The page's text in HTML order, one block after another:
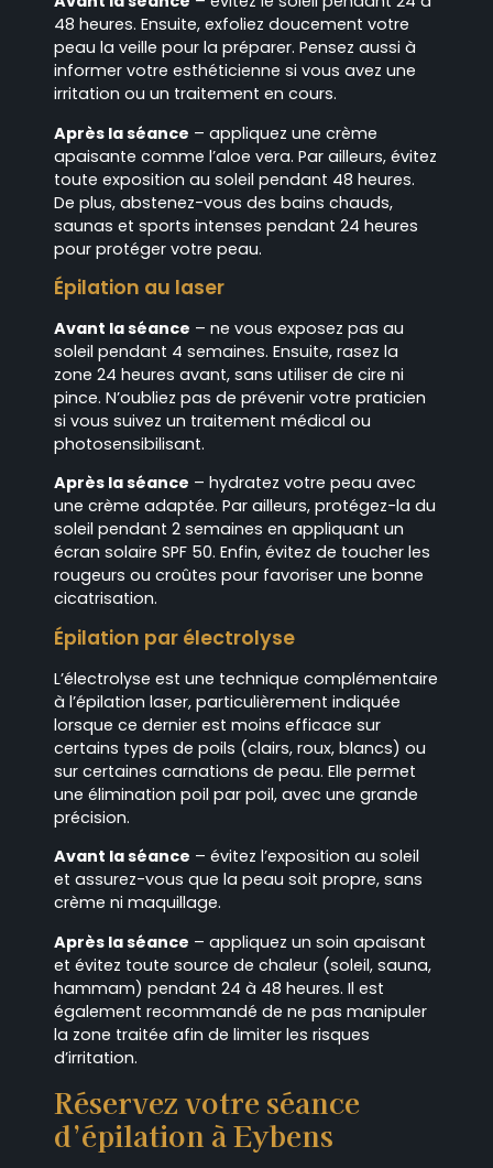
48 heures. Ensuite, exfoliez doucement votre
peau la veille pour la préparer. Pensez aussi à
informer votre esthéticienne si vous avez une
irritation ou un traitement en cours.
Après la séance – appliquez une crème
apaisante comme l’aloe vera. Par ailleurs, évitez
toute exposition au soleil pendant 48 heures.
De plus, abstenez-vous des bains chauds,
saunas et sports intenses pendant 24 heures
pour protéger votre peau.
Épilation au laser
Avant la séance – ne vous exposez pas au
soleil pendant 4 semaines. Ensuite, rasez la
zone 24 heures avant, sans utiliser de cire ni
pince. N’oubliez pas de prévenir votre praticien
si vous suivez un traitement médical ou
photosensibilisant.
Après la séance – hydratez votre peau avec
une crème adaptée. Par ailleurs, protégez-la du
soleil pendant 2 semaines en appliquant un
écran solaire SPF 50. Enfin, évitez de toucher les
rougeurs ou croûtes pour favoriser une bonne
cicatrisation.
Épilation par électrolyse
L’électrolyse est une technique complémentaire
à l’épilation laser, particulièrement indiquée
lorsque ce dernier est moins efficace sur
certains types de poils (clairs, roux, blancs) ou
sur certaines carnations de peau. Elle permet
une élimination poil par poil, avec une grande
précision.
Avant la séance – évitez l’exposition au soleil
et assurez-vous que la peau soit propre, sans
crème ni maquillage.
Après la séance – appliquez un soin apaisant
et évitez toute source de chaleur (soleil, sauna,
hammam) pendant 24 à 48 heures. Il est
également recommandé de ne pas manipuler
la zone traitée afin de limiter les risques
d’irritation.
Réservez votre séance
d’épilation à Eybens